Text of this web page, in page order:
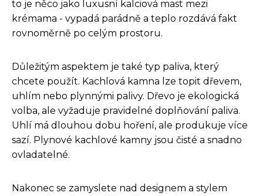
to je něco jako luxusní kalciová mast mezi
krémama - vypadá parádně a teplo rozdává fakt
rovnoměrně po celým prostoru.
Důležitým aspektem je také typ paliva, který
chcete použít. Kachlová kamna lze topit dřevem,
uhlím nebo plynnými palivy. Dřevo je ekologická
volba, ale vyžaduje pravidelné doplňování paliva.
Uhlí má dlouhou dobu hoření, ale produkuje více
sazí. Plynové kachlové kamny jsou čisté a snadno
ovladatelné.
Nakonec se zamyslete nad designem a stylem